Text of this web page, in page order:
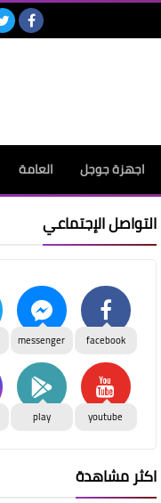
اجهزة جوجل العامة
التواصل الإجتماعي
facebook
messenger
youtube
play
اكثر مشاهدة